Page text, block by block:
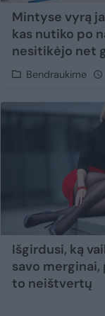
Mintyse vyrą
kas nutiko po
nesitikėjo net
Bendraukime
Išgirdusi, ką
savo
to neištvertų